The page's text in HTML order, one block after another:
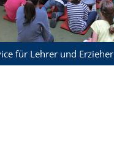
für Lehrer und Erzieher